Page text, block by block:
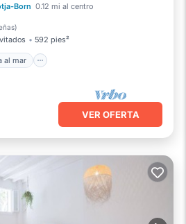
Born 0.12 mi al centro
)
592 pies²
al mar
Vista al mar
VER OFERTA